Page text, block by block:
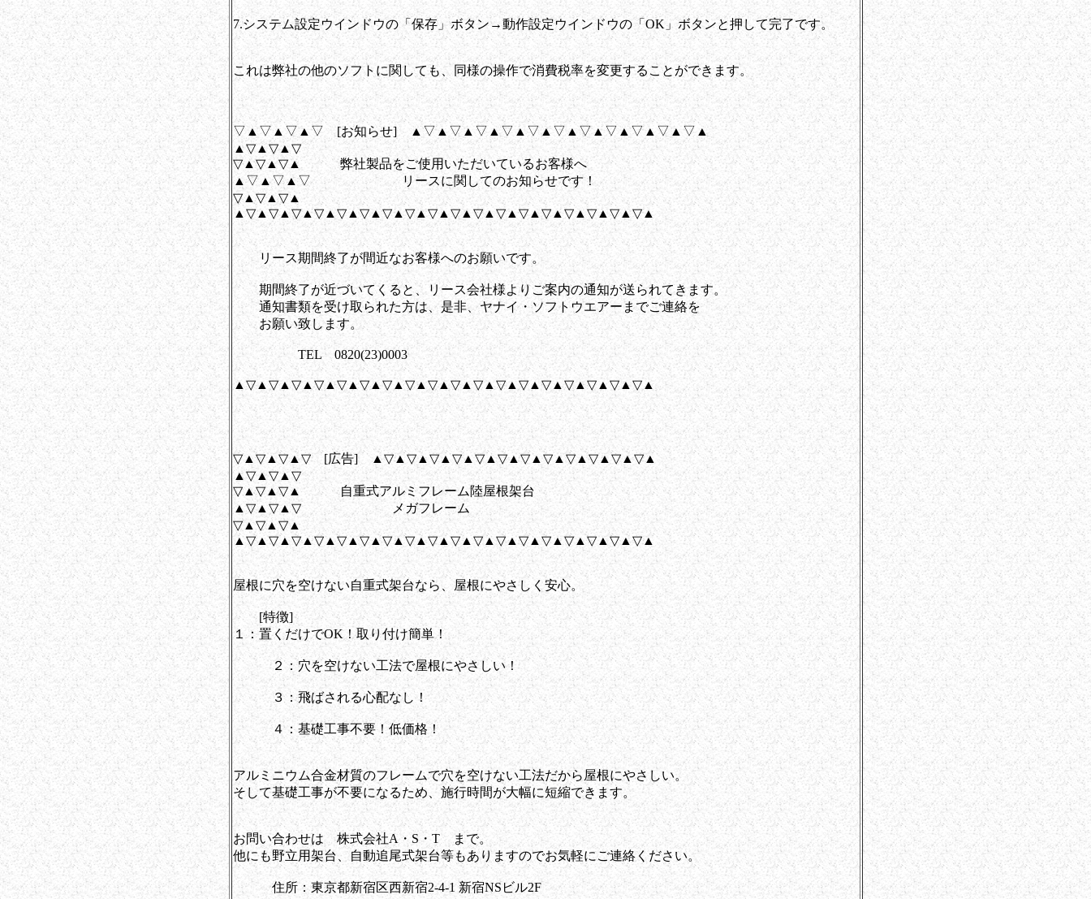
7.システム設定ウインドウの「保存」ボタン→動作設定ウインドウの「OK」ボタンと押して完了です。
これは弊社の他のソフトに関しても、同様の操作で消費税率を変更することができます。
▽▲▽▲▽▲▽ [お知らせ] ▲▽▲▽▲▽▲▽▲▽▲▽▲▽▲▽▲▽▲▽▲▽▲
▲▽▲▽▲▽
▽▲▽▲▽▲ 弊社製品をご使用いただいているお客様へ
▲▽▲▽▲▽ リースに関してのお知らせです！
▽▲▽▲▽▲
▲▽▲▽▲▽▲▽▲▽▲▽▲▽▲▽▲▽▲▽▲▽▲▽▲▽▲▽▲▽▲▽▲▽▲▽▲
リース期間終了が間近なお客様へのお願いです。
期間終了が近づいてくると、リース会社様よりご案内の通知が送られてきます。
通知書類を受け取られた方は、是非、ヤナイ・ソフトウエアーまでご連絡を
お願い致します。
TEL 0820(23)0003
▲▽▲▽▲▽▲▽▲▽▲▽▲▽▲▽▲▽▲▽▲▽▲▽▲▽▲▽▲▽▲▽▲▽▲▽▲
▽▲▽▲▽▲▽ [広告] ▲▽▲▽▲▽▲▽▲▽▲▽▲▽▲▽▲▽▲▽▲▽▲▽▲
▲▽▲▽▲▽
▽▲▽▲▽▲ 自重式アルミフレーム陸屋根架台
▲▽▲▽▲▽ メガフレーム
▽▲▽▲▽▲
▲▽▲▽▲▽▲▽▲▽▲▽▲▽▲▽▲▽▲▽▲▽▲▽▲▽▲▽▲▽▲▽▲▽▲▽▲
屋根に穴を空けない自重式架台なら、屋根にやさしく安心。
[特徴]
１：置くだけでOK！取り付け簡単！
２：穴を空けない工法で屋根にやさしい！
３：飛ばされる心配なし！
４：基礎工事不要！低価格！
アルミニウム合金材質のフレームで穴を空けない工法だから屋根にやさしい。
そして基礎工事が不要になるため、施行時間が大幅に短縮できます。
お問い合わせは 株式会社A・S・T まで。
他にも野立用架台、自動追尾式架台等もありますのでお気軽にご連絡ください。
住所：東京都新宿区西新宿2-4-1 新宿NSビル2F